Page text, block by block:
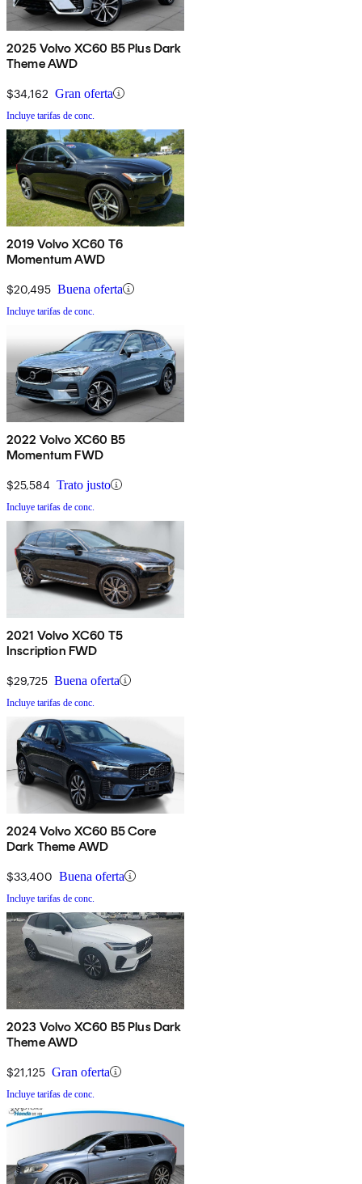
2025 Volvo XC60 B5 Plus Dark
Theme AWD
$34,162 Gran oferta
Incluye tarifas de conc.
2019 Volvo XC60 T6
Momentum AWD
$20,495 Buena oferta
Incluye tarifas de conc.
2022 Volvo XC60 B5
Momentum FWD
$25,584 Trato justo
Incluye tarifas de conc.
2021 Volvo XC60 T5
Inscription FWD
$29,725 Buena oferta
Incluye tarifas de conc.
2024 Volvo XC60 B5 Core
Dark Theme AWD
$33,400 Buena oferta
Incluye tarifas de conc.
2023 Volvo XC60 B5 Plus Dark
Theme AWD
$21,125 Gran oferta
Incluye tarifas de conc.